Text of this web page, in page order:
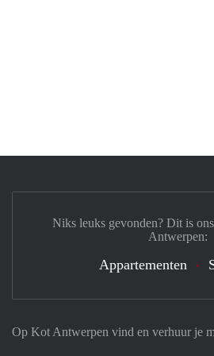
Op Kot Antwerpen vind en verhuur je
Niks leuks gevonden? Dit is
Antwerpen:
Appartementen